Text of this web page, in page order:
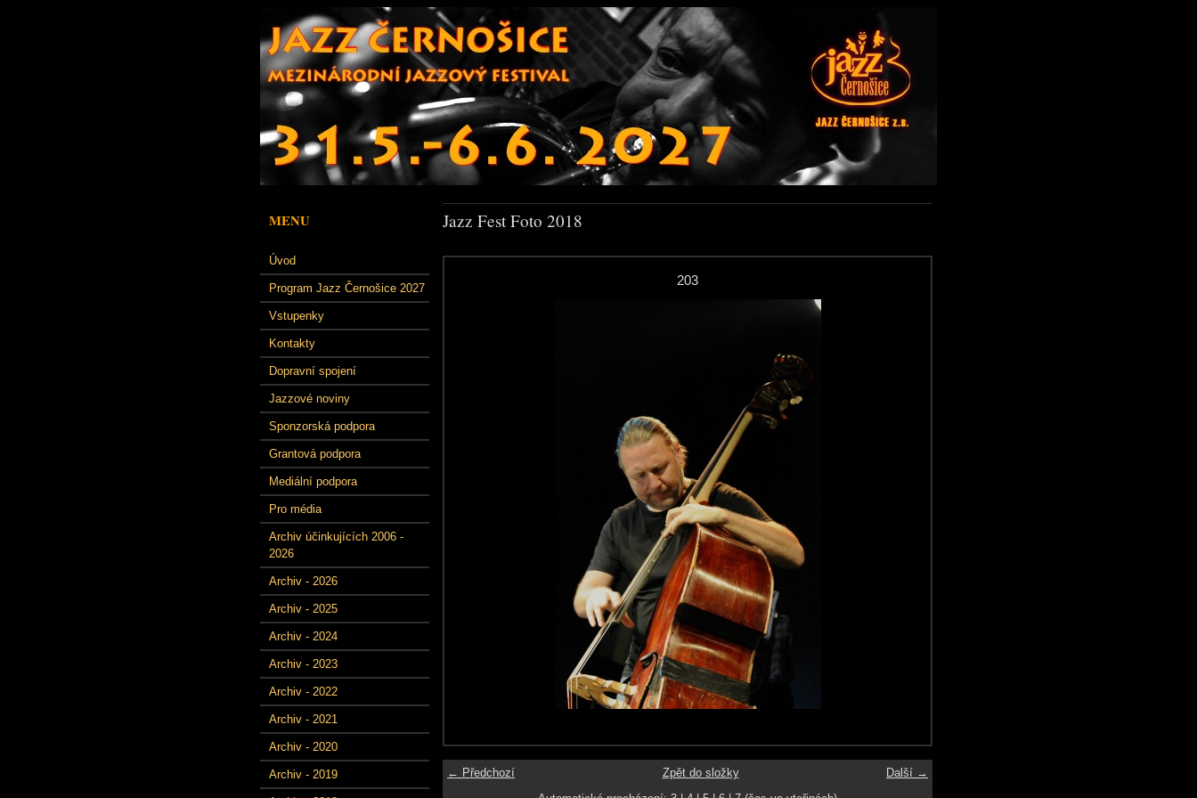
MENU
Úvod
Program Jazz Černošice 2027
Vstupenky
Kontakty
Dopravní spojení
Jazzové noviny
Sponzorská podpora
Grantová podpora
Mediální podpora
Pro média
Archiv účinkujících 2006 -
2026
Archiv - 2026
Archiv - 2025
Archiv - 2024
Archiv - 2023
Archiv - 2022
Archiv - 2021
Archiv - 2020
Archiv - 2019
Jazz Fest Foto 2018
203
← Předchozí Další →
Zpět do složky